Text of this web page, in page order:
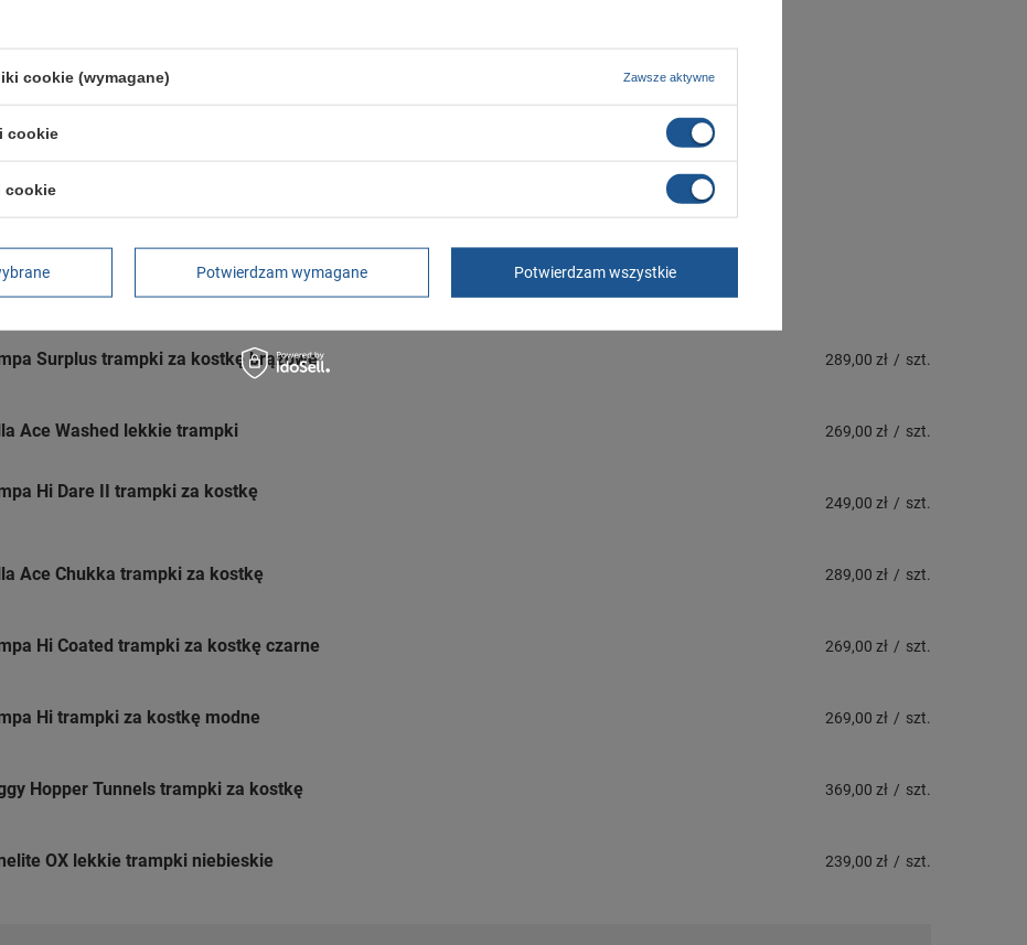
Czas na reklamację z tytułu rękojmi
Surplus trampki za kostkę brązowe 289,00 zł / szt.
Ace Washed lekkie trampki 269,00 zł / szt.
Hi Dare II trampki za kostkę
249,00 zł / szt.
Ace Chukka trampki za kostkę 289,00 zł / szt.
Hi Coated trampki za kostkę czarne 269,00 zł / szt.
Hi trampki za kostkę modne 269,00 zł / szt.
Hopper Tunnels trampki za kostkę 369,00 zł / szt.
OX lekkie trampki niebieskie 239,00 zł / szt.
cookie (wymagane) Zawsze aktywne
cookie
cookie
Potwierdzam wymagane Potwierdzam wszystkie